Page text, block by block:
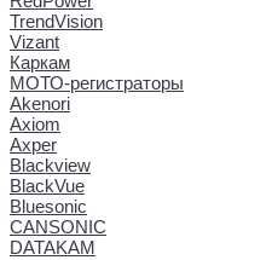
TrendVision
Vizant
Каркам
МОТО-регистраторы
Akenori
Axiom
Axper
Blackview
BlackVue
Bluesonic
CANSONIC
DATAKAM